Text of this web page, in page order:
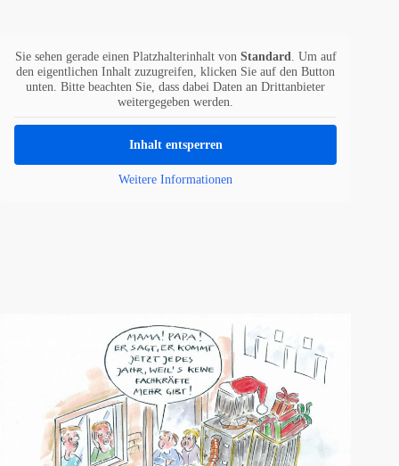
Sie sehen gerade einen Platzhalterinhalt von Standard
. Um auf
den eigentlichen Inhalt zuzugreifen, klicken Sie auf den Button
unten. Bitte beachten Sie, dass dabei Daten an Drittanbieter
weitergegeben werden.
Inhalt entsperren
Weitere Informationen